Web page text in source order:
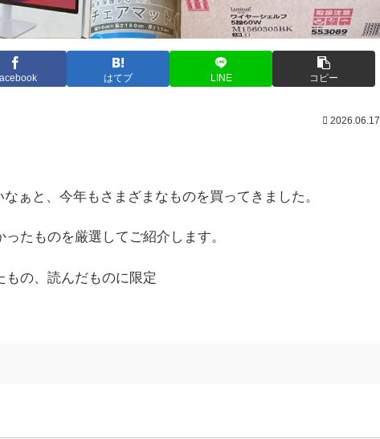
はてブ LINE コピー
2026.06.17
ぁと、今年もさまざまなものを買ってきました。
たものを厳選してご紹介します。
の、読んだものに限定